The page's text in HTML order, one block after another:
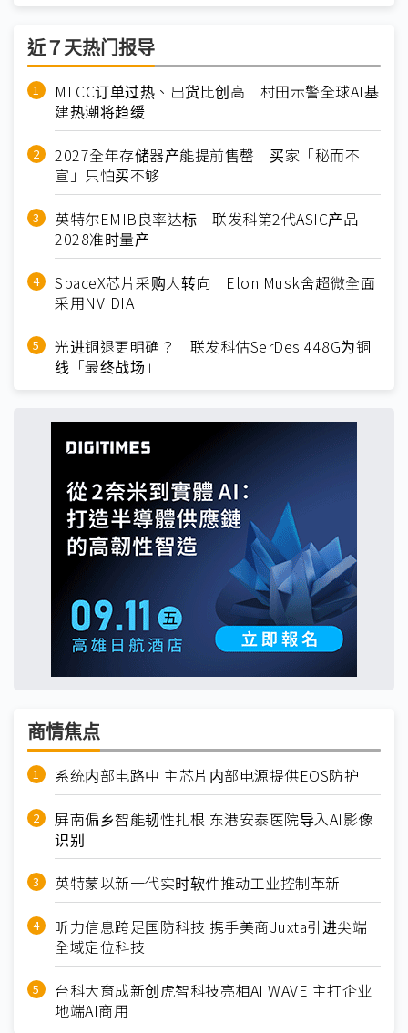
近７天热门报导
MLCC订单过热、出货比创高 村田示警全球AI基
建热潮将趋缓
2027全年存储器产能提前售罄 买家「秘而不
宣」只怕买不够
英特尔EMIB良率达标 联发科第2代ASIC产品
2028准时量产
SpaceX芯片采购大转向 Elon Musk舍超微全面
采用NVIDIA
光进铜退更明确？ 联发科估SerDes 448G为铜
线「最终战场」
商情焦点
系统内部电路中 主芯片内部电源提供EOS防护
屏南偏乡智能韧性扎根 东港安泰医院导入AI影像
识别
英特蒙以新一代实时软件推动工业控制革新
昕力信息跨足国防科技 携手美商Juxta引进尖端
全域定位科技
台科大育成新创虎智科技亮相AI WAVE 主打企业
地端AI商用